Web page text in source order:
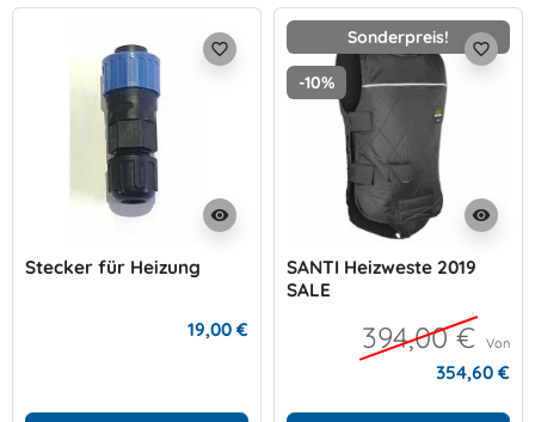
visibility
favorite_border
Stecker für Heizung
19,00 €
Sonderpreis!
-10%
visibility
favorite_border
SANTI Heizweste 2019
SALE
394,00 € Von
354,60 €